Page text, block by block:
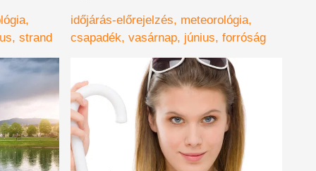
strand
időjárás-előrejelzés
meteorológia
csapadék vasárnap június forróság